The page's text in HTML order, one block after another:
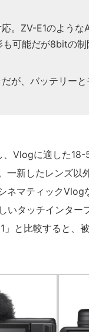
。ZV-E1のような
可能だが8bitの制
が、バッテリーと
Vlogに適した
一新したレンズ以
ネマティックVlog
いタッチインター
と比較すると、